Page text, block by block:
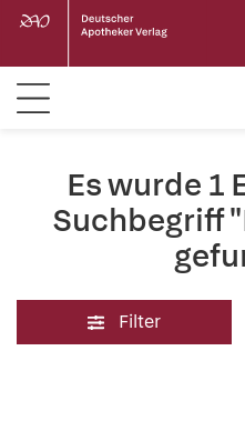
Es wurde 1
Suchbegriff
Filter